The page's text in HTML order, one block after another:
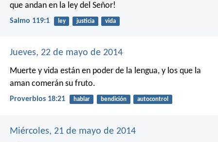
que andan en la ley del Señor!
Salmo 119:1 ley justicia vida
Jueves, 22 de mayo de 2014
Muerte y vida están en poder de la lengua, y los que la
aman comerán su fruto.
Proverbios 18:21 hablar bendición autocontrol
Miércoles, 21 de mayo de 2014